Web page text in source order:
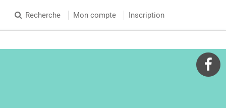
Recherche Mon compte Inscription